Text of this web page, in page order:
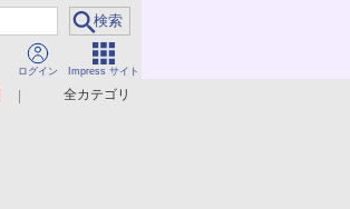
ログイン Impress サイト
全カテゴリ